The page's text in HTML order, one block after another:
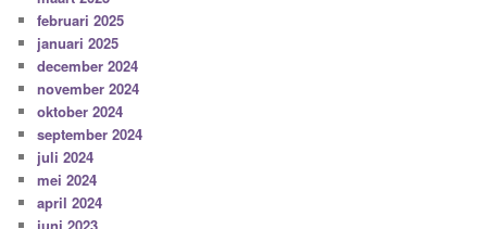
februari 2025
januari 2025
december 2024
november 2024
oktober 2024
september 2024
juli 2024
mei 2024
april 2024